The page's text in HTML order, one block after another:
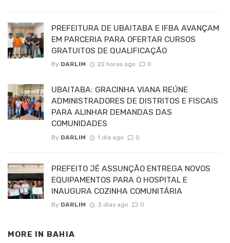
PREFEITURA DE UBAITABA E IFBA AVANÇAM
EM PARCERIA PARA OFERTAR CURSOS
GRATUITOS DE QUALIFICAÇÃO
By DARLIM 22 horas ago 0
UBAITABA: GRACINHA VIANA REÚNE
ADMINISTRADORES DE DISTRITOS E FISCAIS
PARA ALINHAR DEMANDAS DAS
COMUNIDADES
By DARLIM 1 dia ago 0
PREFEITO JÉ ASSUNÇÃO ENTREGA NOVOS
EQUIPAMENTOS PARA O HOSPITAL E
INAUGURA COZINHA COMUNITÁRIA
By DARLIM 3 dias ago 0
MORE IN BAHIA